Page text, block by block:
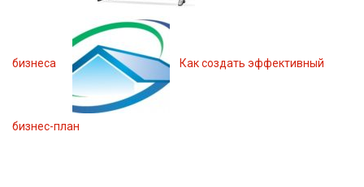
бизнеса Как создать эффективный
бизнес-план